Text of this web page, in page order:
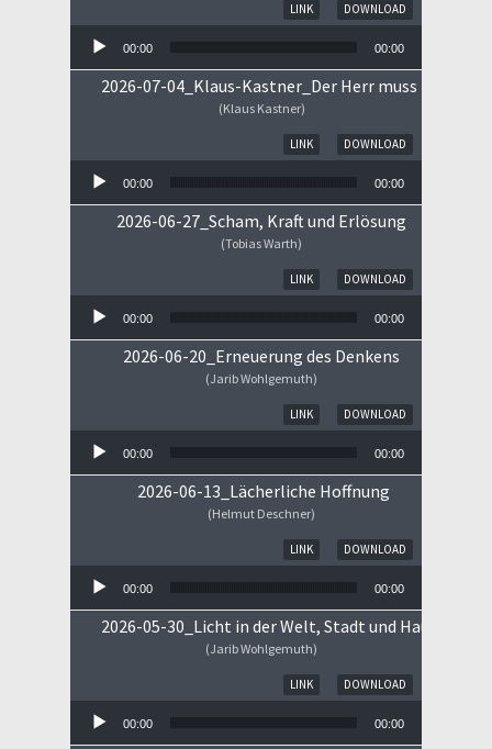
DOWNLOAD
LINK
00:00 00:00
2026-07-04_Klaus-Kastner_Der Herr muss im
(Klaus Kastner)
DOWNLOAD
LINK
00:00 00:00
2026-06-27_Scham, Kraft und Erlösung
(Tobias Warth)
DOWNLOAD
LINK
00:00 00:00
2026-06-20_Erneuerung des Denkens
(Jarib Wohlgemuth)
DOWNLOAD
LINK
00:00 00:00
2026-06-13_Lächerliche Hoffnung
(Helmut Deschner)
DOWNLOAD
LINK
00:00 00:00
2026-05-30_Licht in der Welt, Stadt und Haus
(Jarib Wohlgemuth)
DOWNLOAD
LINK
00:00 00:00